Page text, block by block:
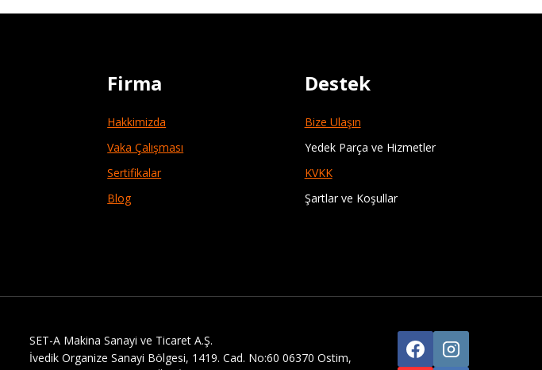
Firma
Hakkimizda
Vaka Çalışması
Sertifikalar
Blog
Destek
Bize Ulaşın
Yedek Parça ve Hizmetler
KVKK
Şartlar ve Koşullar
SET-A Makina Sanayi ve Ticaret A.Ş.
İvedik Organize Sanayi Bölgesi, 1419. Cad. No:60 06370 Ostim,